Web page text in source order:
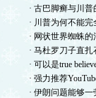
· 古巴脚癣与川
· 川普为何不能
· 网状世界蜘蛛的
· 马杜罗刀子直
· 可以是true
· 强力推荐
· 伊朗问题能够一